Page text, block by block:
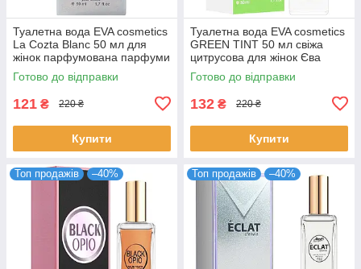
Туалетна вода EVA cosmetics
La Cozta Blanc 50 мл для
жінок парфумована парфуми
Ева косметікс
4820107133243
Готово до відправки
121 ₴ 220 ₴
Купити
Туалетна вода EVA cosmetics
GREEN TINT 50 мл свіжа
цитрусова для жінок Єва
Косметікс
Готово до відправки
132 ₴ 220 ₴
Купити
Топ продажів –40% Топ продажів –40%